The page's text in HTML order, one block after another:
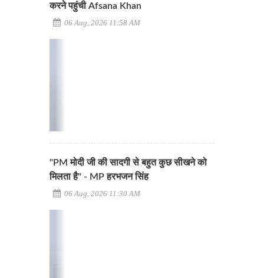
करने पहुंची Afsana Khan
06 Aug, 2026 11:58 AM
"PM मोदी जी की सादगी से बहुत कुछ सीखने को
मिलता है" - MP हरभजन सिंह
06 Aug, 2026 11:30 AM